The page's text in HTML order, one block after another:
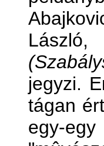
jegyzi.
tágan
egy-